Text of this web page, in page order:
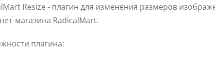
Resize - плагин для изменения размеров
магазина RadicalMart.
плагина: